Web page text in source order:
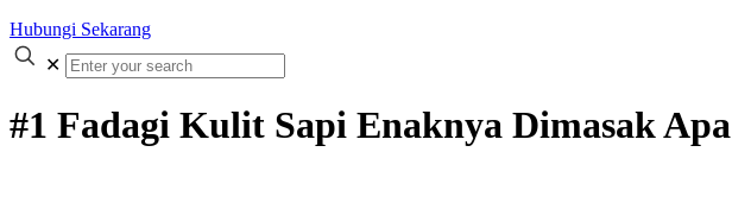
Hubungi Sekarang
✕
#1 Fadagi Kulit Sapi Enaknya Dimasak Apa